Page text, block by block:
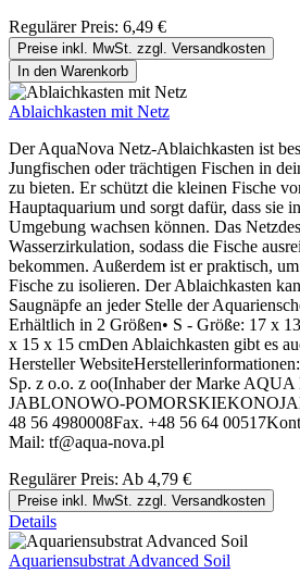
Regulärer Preis: 6,49 €
Preise inkl. MwSt. zzgl. Versandkosten
In den Warenkorb
Ablaichkasten mit Netz
Der AquaNova Netz-Ablaichkasten ist
Jungfischen oder trächtigen Fischen in
zu bieten. Er schützt die kleinen Fische
Hauptaquarium und sorgt dafür, dass sie
Umgebung wachsen können. Das
Wasserzirkulation, sodass die Fische
bekommen. Außerdem ist er praktisch,
Fische zu isolieren. Der Ablaichkasten
Saugnäpfe an jeder Stelle der
Erhältlich in 2 Größen• S - Größe: 17 x
x 15 x 15 cmDen Ablaichkasten gibt es
Hersteller
Sp. z o.o. z oo(Inhaber der Marke
JABLONOWO-
48 56 4980008Fax. +48 56 64
Mail: tf@aqua-nova.pl
Regulärer Preis: Ab 4,79 €
Preise inkl. MwSt. zzgl. Versandkosten
Details
Aquariensubstrat Advanced Soil